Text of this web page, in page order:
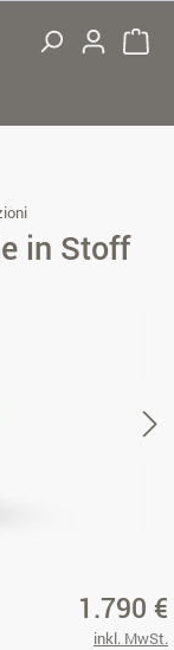
in Stoff
1.790 €
inkl. MwSt.